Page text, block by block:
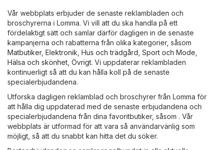
Vår webbplats erbjuder de senaste reklambladen och
broschyrerna i Lomma. Vi vill att du ska handla på ett
fördelaktigt sätt och samlar därför dagligen in de senaste
kampanjerna och rabatterna från olika kategorier, såsom
Matbutiker, Elektronik Hus och trädgård Sport och Mode
Hälsa och skönhet Övrigt. Vi uppdaterar reklambladen
kontinuerligt så att du kan hålla koll på de senaste
specialerbjudandena.
Utforska dagligen reklamblad och broschyrer från Lomma för
att hålla dig uppdaterad med de senaste erbjudandena och
specialerbjudandena från dina favoritbutiker, såsom . Vår
webbplats är utformad för att vara så användarvänlig som
möjligt, så att du snabbt kan hitta det du söker.